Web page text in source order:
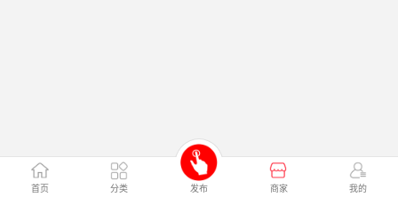
首页 分类 发布 商家 我的